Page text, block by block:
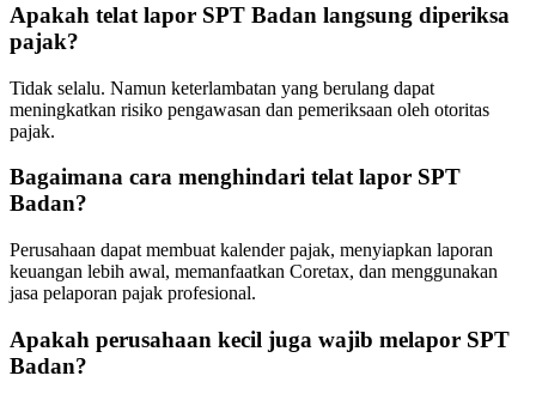
Apakah telat lapor SPT Badan langsung diperiksa
pajak?
Tidak selalu. Namun keterlambatan yang berulang dapat
meningkatkan risiko pengawasan dan pemeriksaan oleh otoritas
pajak.
Bagaimana cara menghindari telat lapor SPT
Badan?
Perusahaan dapat membuat kalender pajak, menyiapkan laporan
keuangan lebih awal, memanfaatkan Coretax, dan menggunakan
jasa pelaporan pajak profesional.
Apakah perusahaan kecil juga wajib melapor SPT
Badan?